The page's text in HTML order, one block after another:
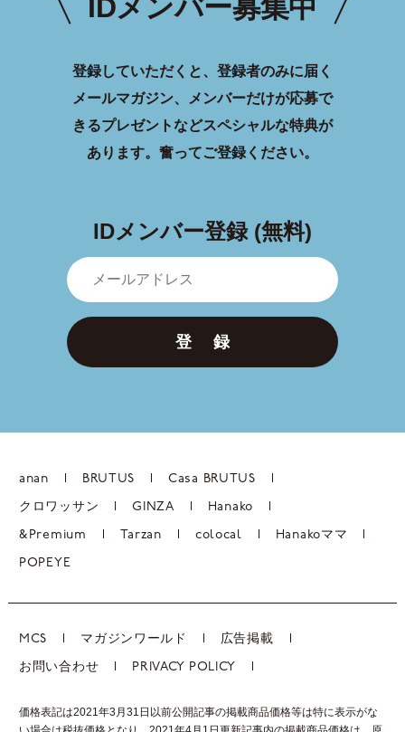
IDメンバー募集中
登録していただくと、登録者のみに届く
メールマガジン、メンバーだけが応募で
きるプレゼントなどスペシャルな特典が
あります。 奮ってご登録ください。
IDメンバー登録 (無料)
登 録
anan BRUTUS Casa BRUTUS
クロワッサン GINZA Hanako
&Premium Tarzan colocal Hanakoママ
POPEYE
MCS マガジンワールド 広告掲載
お問い合わせ PRIVACY POLICY
価格表記は2021年3月31日以前公開記事の掲載商品価格等は特に表示がな